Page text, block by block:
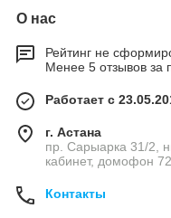
О нас
Рейтинг не
Менее 5 отзывов за
Работает с
г. Астана
пр. Сарыарка 31/2,
кабинет, домофон
Контакты